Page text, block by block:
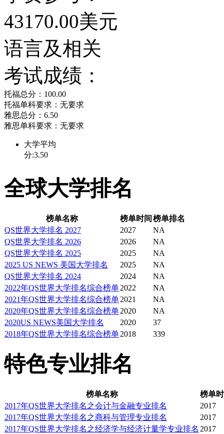
的研究环境和校风相当
学校的专任教授了。
波士顿学院Boton
座落于一个开放的郊区
而联外道路正好有一条
电车路线已经有一百零
在校园里，四处都可以
College特有的人文气息
学生的穿着打扮会有较
重的校风。在波士顿学
热裤、拖鞋、小背心的
会有人大声喧哗。宁静
Boton College给予外界
对于博士班的学生，校
论，校方成立学生研究
43170.00美元
语言及相关
考试成绩：
托福总分：100.00
托福单科要求：无要求
雅思总分：6.50
雅思单科要求：无要求
大学平均
分:3.50
全球大学排名
榜单名称 榜单时间 榜单排名
QS世界大学排名 2027
2027
NA
QS世界大学排名 2026
2026
NA
QS世界大学排名 2025
2025
NA
2025 US NEWS 美国大学排名
2025
NA
QS世界大学排名 2024
2024
NA
2022年QS世界大学排名综合榜单2022
NA
2021年QS世界大学排名综合榜单2021
NA
2020年QS世界大学排名综合榜单2020
NA
2020US NEWS美国大学排名
2020
37
2018年QS世界大学排名综合榜单2018 339
特色专业排名
榜单名称
榜单
2017年QS世界大学排名之会计与金融专业排名
2017
2017年QS世界大学排名之商科与管理专业排名
2017
2017年QS世界大学排名之经济学与经济计量学专业排名 2017